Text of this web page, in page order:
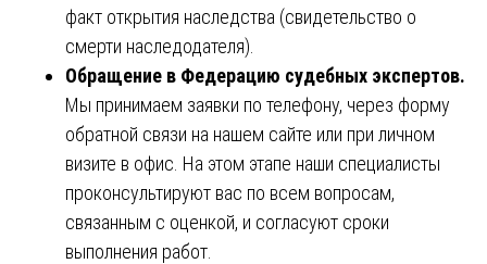
факт открытия наследства (свидетельство о
смерти наследодателя).
Обращение в Федерацию судебных экспертов.
Мы принимаем заявки по телефону, через форму
обратной связи на нашем сайте или при личном
визите в офис. На этом этапе наши специалисты
проконсультируют вас по всем вопросам,
связанным с оценкой, и согласуют сроки
выполнения работ.